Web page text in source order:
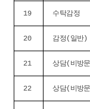
19 수탁감정
20 감정(일반)
21 상담(비방
22 상담(비방